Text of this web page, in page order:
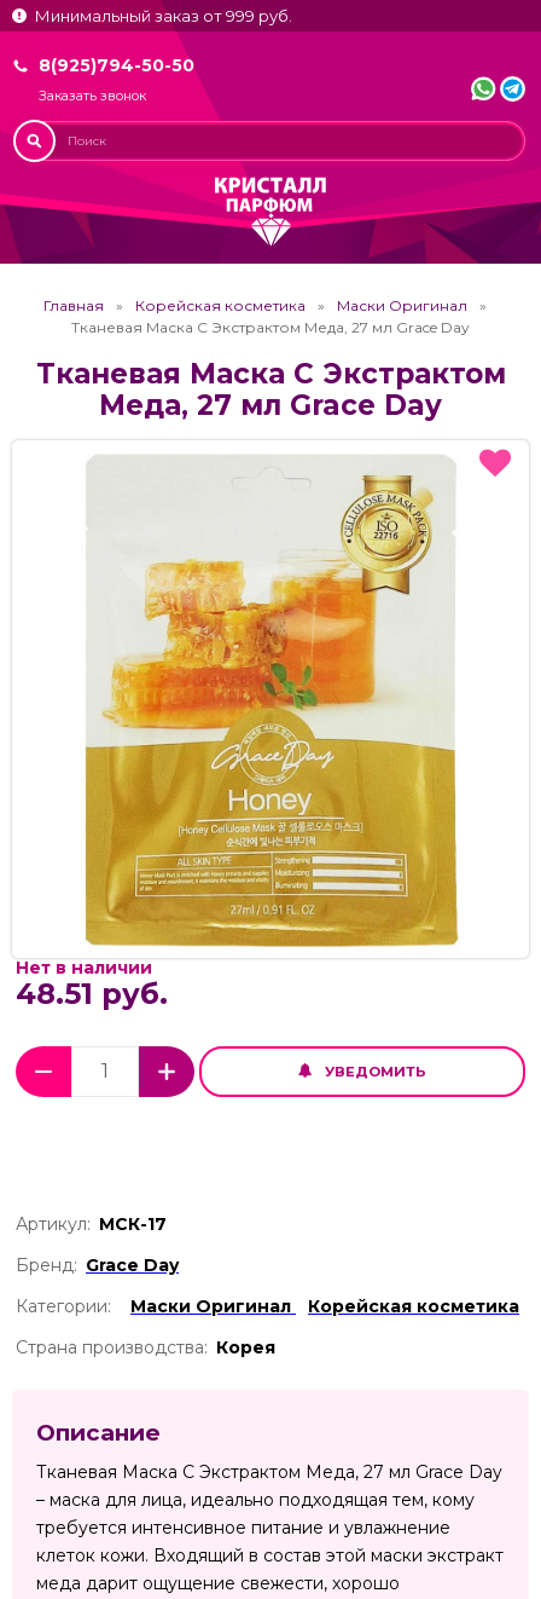
Минимальный заказ от 999 руб.
8(925)794-50-50
Заказать звонок
Главная Корейская косметика
Маски Оригинал
Тканевая Маска С Экстрактом Меда, 27 мл Grace Day
Тканевая Маска С Экстрактом
Меда, 27 мл Grace Day
Нет в наличии
48.51 руб.
УВЕДОМИТЬ
Артикул: МСК-17
Бренд: Grace Day
Категории:
Маски Оригинал
Корейская косметика
Страна производства: Корея
Описание
Тканевая Маска С Экстрактом Меда, 27 мл Grace Day
– маска для лица, идеально подходящая тем, кому
требуется интенсивное питание и увлажнение
клеток кожи. Входящий в состав этой маски экстракт
меда дарит ощущение свежести, хорошо